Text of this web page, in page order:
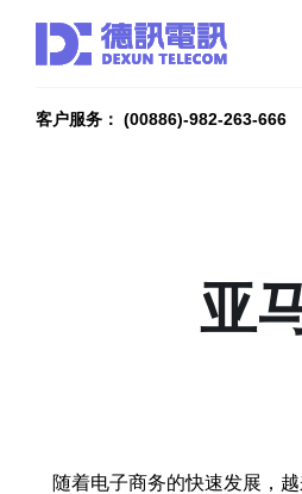
客户服务： (00886)-982-263-666
亚
随着电子商务的快速发展，